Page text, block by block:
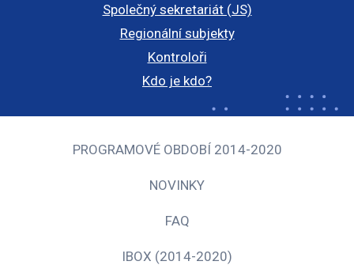
Společný sekretariát (JS)
Regionální subjekty
Kontroloři
Kdo je kdo?
PROGRAMOVÉ OBDOBÍ 2014-2020
NOVINKY
FAQ
IBOX (2014-2020)